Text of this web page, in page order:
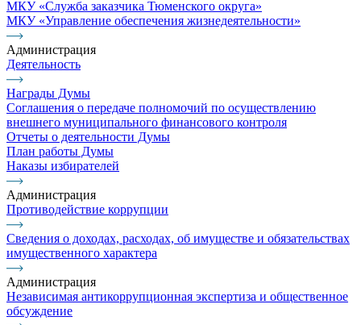
МКУ «Служба заказчика Тюменского округа»
МКУ «Управление обеспечения жизнедеятельности»
Администрация
Деятельность
Награды Думы
Соглашения о передаче полномочий по осуществлению
внешнего муниципального финансового контроля
Отчеты о деятельности Думы
План работы Думы
Наказы избирателей
Администрация
Противодействие коррупции
Сведения о доходах, расходах, об имуществе и обязательствах
имущественного характера
Администрация
Независимая антикоррупционная экспертиза и общественное
обсуждение